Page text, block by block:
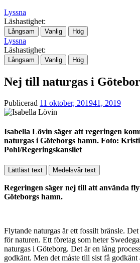
Lyssna
Läshastighet:
Långsam Vanlig Hög
Lyssna
Läshastighet:
Långsam Vanlig Hög
Nej till naturgas i
Publicerad 11 oktober, 201941, 2019
Isabella Lövin säger att regeringen
naturgas i Göteborgs hamn. Foto:
Pohl/Regeringskansliet
Lättläst text Medelsvår text
Regeringen säger nej till att använda
Göteborgs hamn.
Flytande naturgas är ett fossilt bränsle.
för naturen. Ett företag som heter
naturgas i Göteborg. Det är en lång
godkänt. Men det måste till sist få godkänt